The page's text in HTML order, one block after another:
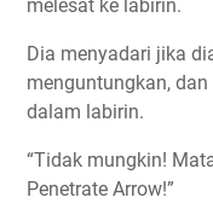
melesat ke labirin.
Dia menyadari jika
menguntungkan,
dalam labirin.
“Tidak mungkin!
Penetrate Arrow!”